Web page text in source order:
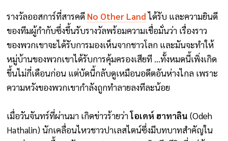
รางวัลออสการ์ที่สารคดี No Other Landได้รับ และความยินดี
ของทีมผู้กำกับซึ่งขึ้นรับรางวัลพร้อมความเชื่อมั่นว่า เรื่องราว
ของพวกเขาจะได้รับการมองเห็นจากชาวโลก และมันจะทำให้
หมู่บ้านของพวกเขาได้รับการคุ้มครองเสียที …ทั้งหมดนี้เพิ่งเกิด
ขึ้นไม่กี่เดือนก่อน แต่บัดนี้กลับดูเหมือนอดีตอันห่างไกล เพราะ
ความหวังของพวกเขากำลังถูกทำลายลงทีละน้อย
เมื่อวันจันทร์ที่ผ่านมา เกิดข่าวร้ายว่าโอเดห์ ฮาทาลิน (Odeh
Hathalin) นักเคลื่อนไหวชาวปาเลสไตน์ซึ่งมีบทบาทสำคัญใน